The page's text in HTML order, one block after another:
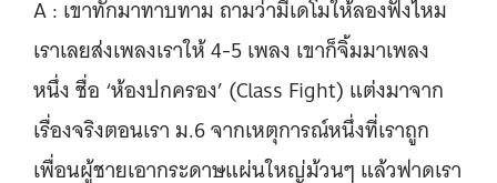
A : เขาทักมาทาบทาม ถามว่ามีเดโมให้ลองฟังไหม
เราเลยส่งเพลงเราให้ 4-5 เพลง เขาก็จิ้มมาเพลง
หนึ่ง ชื่อ ‘ห้องปกครอง’ (Class Fight) แต่งมาจาก
เรื่องจริงตอนเรา ม.6 จากเหตุการณ์หนึ่งที่เราถูก
เพื่อนผู้ชายเอากระดาษแผ่นใหญ่ม้วนๆ แล้วฟาดเรา